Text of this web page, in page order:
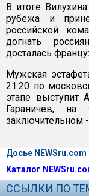
В итоге
рубежа и
российской
догнать
досталась
Мужская
21:20 по
этапе выступит
Гараничев,
заключительном
Досье NEWSru.com
Каталог
ССЫЛКИ ПО